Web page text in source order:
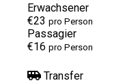
Erwachsener
€23 pro Person
Passagier
€16 pro Person
Transfer